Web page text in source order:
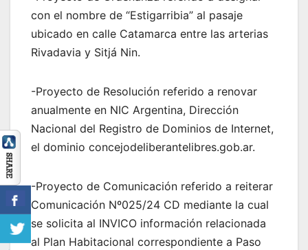
con el nombre de “Estigarribia” al pasaje
ubicado en calle Catamarca entre las arterias
Rivadavia y Sitjá Nin.
-Proyecto de Resolución referido a renovar
anualmente en NIC Argentina, Dirección
Nacional del Registro de Dominios de Internet,
el dominio concejodeliberantelibres.gob.ar.
-Proyecto de Comunicación referido a reiterar
Comunicación Nº025/24 CD mediante la cual
se solicita al INVICO información relacionada
al Plan Habitacional correspondiente a Paso